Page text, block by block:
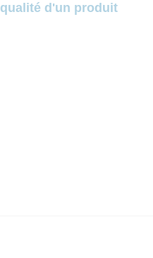
d'un produit